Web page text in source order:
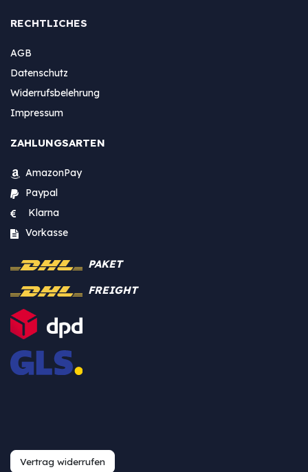
RECHTLICHES
AGB
Datenschutz
Widerrufsbelehrung
Impressum
ZAHLUNGSARTEN
AmazonPay
Paypal
Klarna
Vorkasse
PAKET
FREIGHT
Vertrag widerrufen